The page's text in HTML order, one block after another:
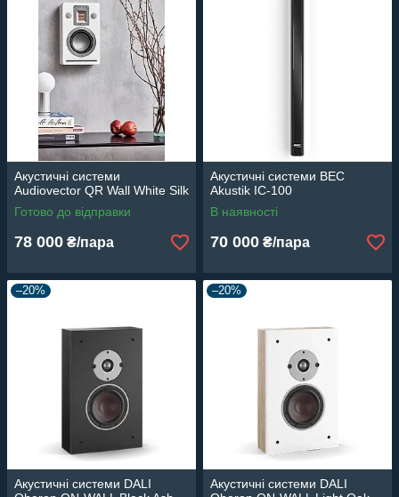
Акустичні системи
Audiovector QR Wall White Silk
Готово до відправки
78 000 ₴/пара
Акустичні системи BEC
Akustik IC-100
В наявності
70 000 ₴/пара
–20%
Акустичні системи DALI
–20%
Акустичні системи DALI